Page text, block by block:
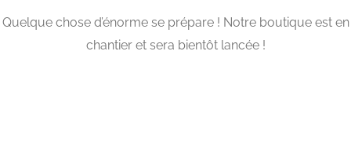
Quelque chose d’énorme se prépare ! Notre boutique est en
chantier et sera bientôt lancée !